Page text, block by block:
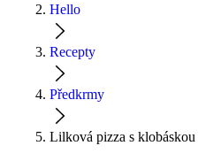
Hello
Recepty
Předkrmy
Lilková pizza s klobáskou